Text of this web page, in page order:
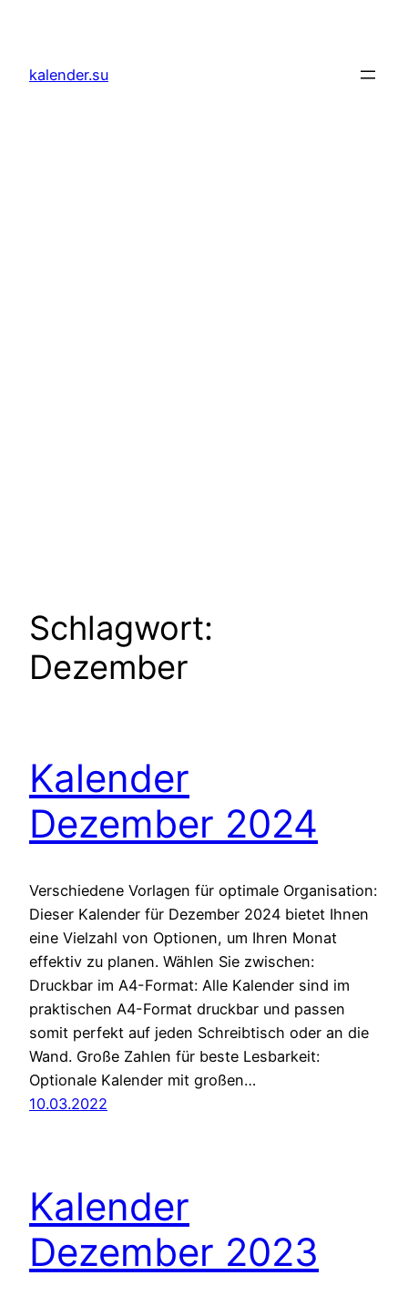
springen
kalender.su
Schlagwort:
Dezember
Kalender
Dezember 2024
Verschiedene Vorlagen für optimale Organisation:
Dieser Kalender für Dezember 2024 bietet Ihnen
eine Vielzahl von Optionen, um Ihren Monat
effektiv zu planen. Wählen Sie zwischen:
Druckbar im A4-Format: Alle Kalender sind im
praktischen A4-Format druckbar und passen
somit perfekt auf jeden Schreibtisch oder an die
Wand. Große Zahlen für beste Lesbarkeit:
Optionale Kalender mit großen…
10.03.2022
Kalender
Dezember 2023